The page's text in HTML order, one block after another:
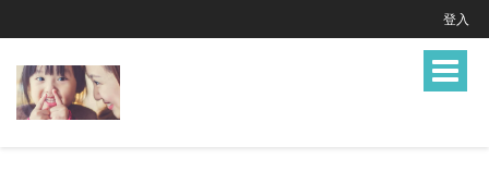
登入
Toggle